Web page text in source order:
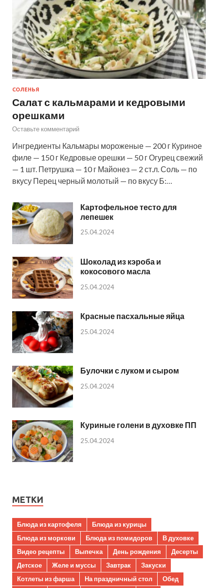
СОЛЕНЬЯ
Салат с кальмарами и кедровыми
орешками
Оставьте комментарий
Ингредиенты Кальмары мороженые — 200 г Куриное
филе — 150 г Кедровые орешки — 50 г Огурец свежий
— 1 шт. Петрушка — 10 г Майонез — 2 ст.л. Соль — по
вкусу Перец черный молотый — по вкусу Б:…
Картофельное тесто для
лепешек
25.04.2024
Шоколад из кэроба и
кокосового масла
25.04.2024
Красные пасхальные яйца
25.04.2024
Булочки с луком и сыром
25.04.2024
Куриные голени в духовке ПП
25.04.2024
МЕТКИ
Блюда из картофеля
Блюда из курицы
Блюда из моркови
Блюда из помидоров
В духовке
Видео рецепты
Выпечка День рождения
Десерты
Детское
Желе и муссы Завтрак
Закуски
Котлеты из фарша
На праздничный стол
Обед